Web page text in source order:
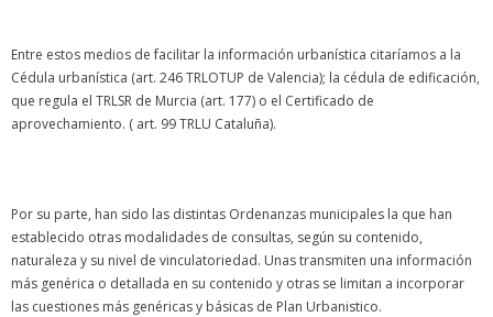
Entre estos medios de facilitar la información urbanística citaríamos a la
Cédula urbanística (art. 246 TRLOTUP de Valencia); la cédula de edificación,
que regula el TRLSR de Murcia (art. 177) o el Certificado de
aprovechamiento. ( art. 99 TRLU Cataluña).
Por su parte, han sido las distintas Ordenanzas municipales la que han
establecido otras modalidades de consultas, según su contenido,
naturaleza y su nivel de vinculatoriedad. Unas transmiten una información
más genérica o detallada en su contenido y otras se limitan a incorporar
las cuestiones más genéricas y básicas de Plan Urbanistico.